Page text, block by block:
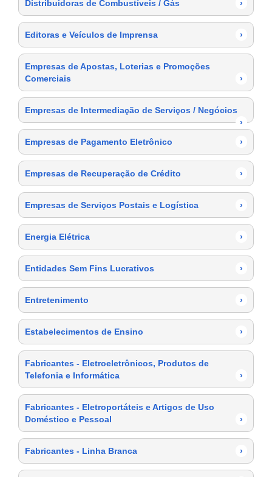
Distribuidoras de Combustíveis / Gás ›
Editoras e Veículos de Imprensa ›
Empresas de Apostas, Loterias e Promoções
Comerciais
›
Empresas de Intermediação de Serviços / Negócios
›
Empresas de Pagamento Eletrônico
›
Empresas de Recuperação de Crédito ›
Empresas de Serviços Postais e Logística ›
Energia Elétrica ›
Entidades Sem Fins Lucrativos ›
Entretenimento ›
Estabelecimentos de Ensino ›
Fabricantes - Eletroeletrônicos, Produtos de
Telefonia e Informática
›
Fabricantes - Eletroportáteis e Artigos de Uso
Doméstico e Pessoal
›
Fabricantes - Linha Branca ›